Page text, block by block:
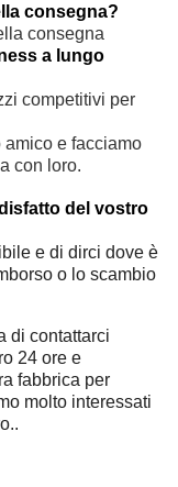
consegna?
consegna
a lungo
competitivi per
e facciamo
con loro.
del vostro
e di dirci dove è
o lo scambio
di contattarci
24 ore e
fabbrica per
molto interessati